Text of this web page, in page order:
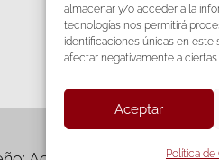
almacenar y/o acceder a la
tecnologías nos permitirá
identificaciones únicas en
afectar negativamente a
Aceptar
Política de
Facebook